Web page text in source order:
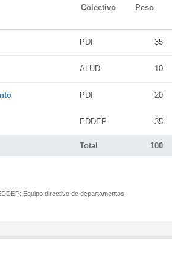
Colectivo Peso
Total 100
PDI 35
ALUD 10
PDI 20
EDDEP 35
Equipo directivo de departamentos